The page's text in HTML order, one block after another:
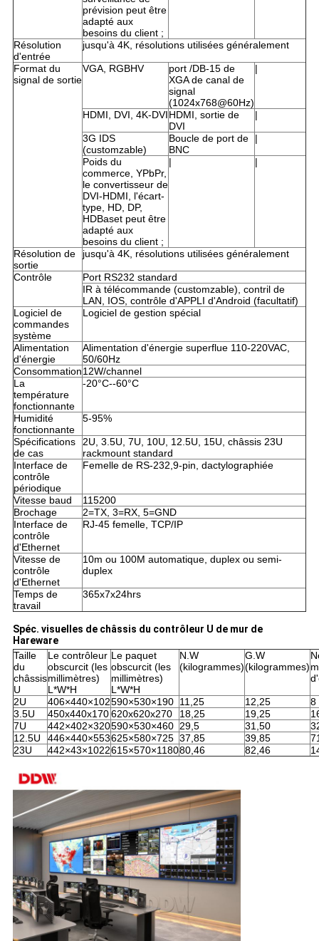
prévision peut être
adapté aux
besoins du client ;
Résolution
d'entrée
jusqu'à 4K, résolutions utilisées généralement
Format du
signal de sortie
VGA, RGBHV
port /DB-15 de
XGA de canal de
signal
(1024x768@60Hz)
|
HDMI, DVI, 4K-DVIHDMI, sortie de
DVI
|
3G IDS
(customzable)
Boucle de port de
BNC
|
Poids du
commerce, YPbPr,
le convertisseur de
DVI-HDMI, l'écart-
type, HD, DP,
HDBaset peut être
adapté aux
besoins du client ;
| |
Résolution de
sortie
jusqu'à 4K, résolutions utilisées généralement
Contrôle
Port RS232 standard
IR à télécommande (customzable), contril de
LAN, IOS, contrôle d'APPLI d'Android (facultatif)
Logiciel de
commandes
système
Logiciel de gestion spécial
Alimentation
d'énergie
Alimentation d'énergie superflue 110-220VAC,
50/60Hz
Consommation12W/channel
La
température
fonctionnante
-20°C--60°C
Humidité
fonctionnante
5-95%
Spécifications
de cas
2U, 3.5U, 7U, 10U, 12.5U, 15U, châssis 23U
rackmount standard
Interface de
contrôle
périodique
Femelle de RS-232,9-pin, dactylographiée
Vitesse baud
115200
Brochage
2=TX, 3=RX, 5=GND
Interface de
contrôle
d'Ethernet
RJ-45 femelle, TCP/IP
Vitesse de
contrôle
d'Ethernet
10m ou 100M automatique, duplex ou semi-
duplex
Temps de
travail
365x7x24hrs
Spéc. visuelles de châssis du contrôleur U de mur de
Hareware
Taille
du
châssis
U
Le contrôleur
obscurcit (les
millimètres)
L*W*H
Le paquet
obscurcit (les
millimètres)
L*W*H
N.W
(kilogrammes)
G.W
(kilogrammes)
2U 406×440×102590×530×190 11,25 12,25
8
3.5U
450x440x170620x620x270 18,25 19,25
7U
442×402×320590×530×460 29,5 31,50
12.5U
446×440×553625×580×725 37,85 39,85
23U
442×43×1022615×570×118080,46 82,46